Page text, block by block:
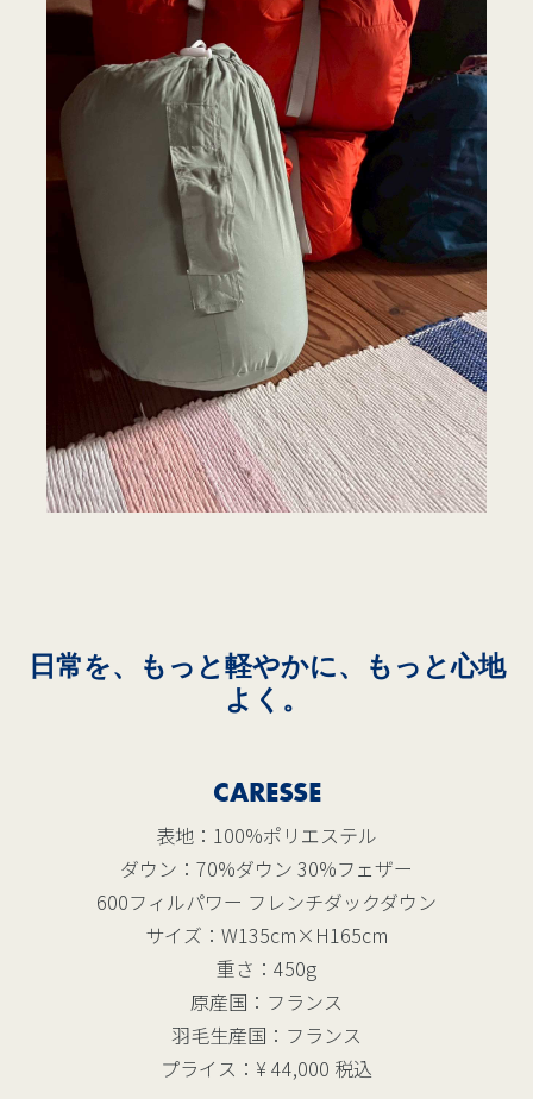
日常を、もっと軽やかに、もっと心地
よく。
CARESSE
表地：100%ポリエステル
ダウン：70%ダウン 30%フェザー
600フィルパワー フレンチダックダウン
サイズ：W135cm×H165cm
重さ：450g
原産国：フランス
羽毛生産国：フランス
プライス：¥ 44,000 税込